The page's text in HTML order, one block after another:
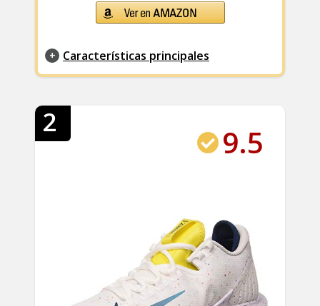
Características principales
2
9.5